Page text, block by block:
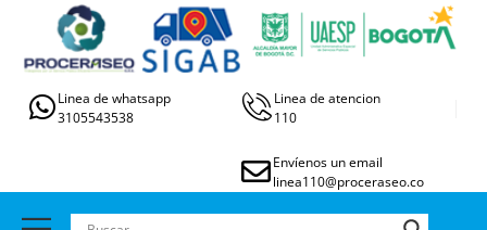
Linea de whatsapp
3105543538
Linea de atencion
110
Envíenos un email
linea110@proceraseo.co